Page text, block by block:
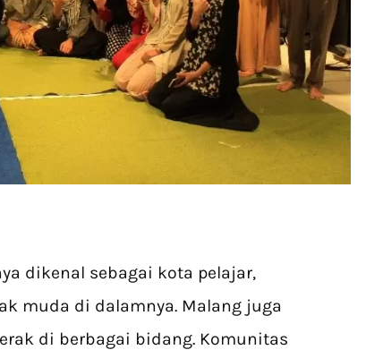
dikenal sebagai kota pelajar,
muda di dalamnya. Malang juga
di berbagai bidang. Komunitas